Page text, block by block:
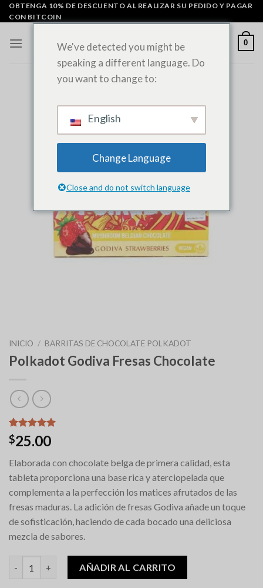
al
OBTENGA 10% DE DESCUENTO AL REALIZAR SU PEDIDO Y PAGAR
CON BITCOIN
0
INICIO / BARRITAS DE CHOCOLATE POLKADOT
Polkadot Godiva Fresas Chocolate
Valorado
con5.00
base a
6
valoraciones
de clientes
$25.00
Elaborada con chocolate belga de primera calidad, esta
tableta proporciona una base rica y aterciopelada que
complementa a la perfección los matices afrutados de las
fresas maduras. La adición de fresas Godiva añade un toque
de sofisticación, haciendo de cada bocado una deliciosa
mezcla de sabores.
Polkadot Godiva Strawberries Chocolate cantidad
AÑADIR AL CARRITO
We've detected you might be
speaking a different language. Do
you want to change to:
English
Change Language
Close and do not switch language